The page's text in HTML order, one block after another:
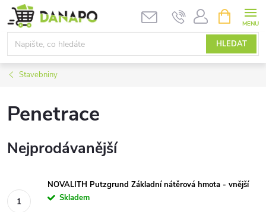
Přejít
na
obsah
HLEDAT
NÁKUPNÍ
KOŠÍK
Stavebniny
Penetrace
Nejprodávanější
NOVALITH Putzgrund Základní nátěrová hmota - vnější
Skladem